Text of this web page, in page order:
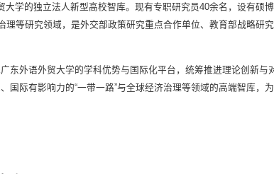
学的独立法人新型高校智库。现有专职研究员40余名，设有硕
等研究领域，是外交部政策研究重点合作单位、教育部战略研
东外语外贸大学的学科优势与国际化平台，统筹推进理论创新与
际有影响力的“一带一路”与全球经济治理等领域的高端智库，